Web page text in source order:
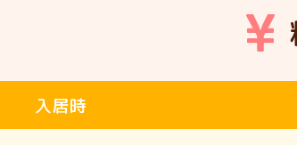
入居時